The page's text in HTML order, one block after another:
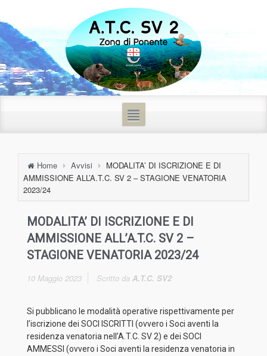
Home Avvisi
MODALITA’ DI ISCRIZIONE E DI
AMMISSIONE ALL’A.T.C. SV 2 – STAGIONE VENATORIA
2023/24
MODALITA’ DI ISCRIZIONE E DI
AMMISSIONE ALL’A.T.C. SV 2 –
STAGIONE VENATORIA 2023/24
10 Maggio 2023 Scritto da A.T.C. SV2
Si pubblicano le modalità operative rispettivamente per
l’iscrizione dei SOCI ISCRITTI (ovvero i Soci aventi la
residenza venatoria nell’A.T.C. SV 2) e dei SOCI
AMMESSI (ovvero i Soci aventi la residenza venatoria in